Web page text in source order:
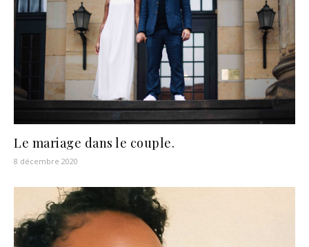
Le mariage dans le couple.
8 décembre 2020